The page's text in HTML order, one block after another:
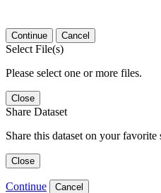
Continue Cancel
Select File(s)
Please select one or more files.
Close
Share Dataset
Share this dataset on your
Close
Continue Cancel